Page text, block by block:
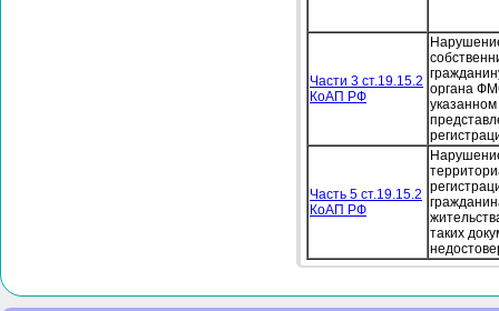
Части 3 ст.19.15.2
КоАП РФ
органа
Часть 5 ст.19.15.2
КоАП РФ
таких